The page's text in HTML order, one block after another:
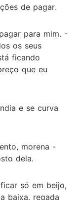
de pagar.
para mim. -
os seus
ficando
que eu
e se curva
morena -
dela.
só em beijo,
baixa, regada